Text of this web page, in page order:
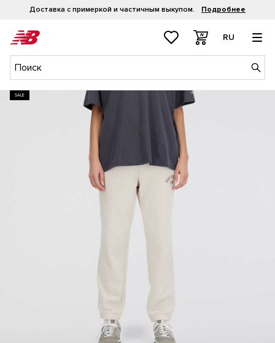
Доставка с примеркой и частичным выкупом. Подробнее
RU
SALE